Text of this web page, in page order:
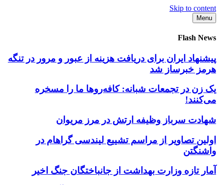
Skip to content
Menu
Flash News
پیشنهاد ایران برای دریافت هزینه از عبور و مرور در تنگه
هرمز خبرساز شد
یک زن در تجمعات شبانه: کافه‌روها ما را مسخره
می‌کنند!
شهادت سرباز وظیفه ارتش در مرز مریوان
اولین تصاویر از مراسم تشییع لیندسی گراهام در
واشنگتن
آمار تازه وزارت بهداشت از جانباختگان جنگ اخیر